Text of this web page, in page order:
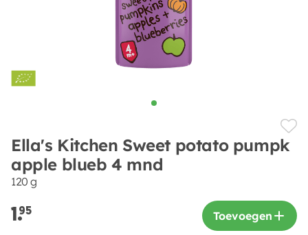
Ella's Kitchen Sweet potato pumpk
apple blueb 4 mnd
120 g
1.95 Toevoegen